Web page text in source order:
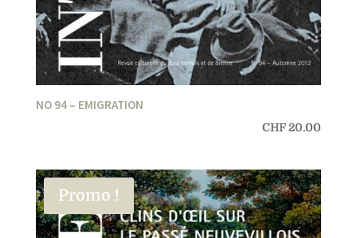
NO 94 – EMIGRATION
CHF20.00
Promo !